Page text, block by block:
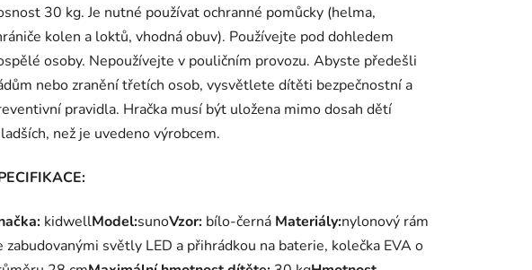
30 kg. Je nutné používat ochranné pomůcky (helma,
kolen a loktů, vhodná obuv). Používejte pod dohledem
osoby. Nepoužívejte v pouličním provozu. Abyste předešli
nebo zranění třetích osob, vysvětlete dítěti bezpečnostní a
pravidla. Hračka musí být uložena mimo dosah dětí
než je uvedeno výrobcem.
kidwellModel:sunoVzor: bílo-černá Materiály:nylonový rám
zabudovanými světly LED a přihrádkou na baterie, kolečka EVA o